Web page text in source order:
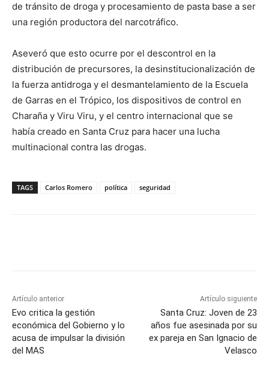
de tránsito de droga y procesamiento de pasta base a ser
una región productora del narcotráfico.
Aseveró que esto ocurre por el descontrol en la
distribución de precursores, la desinstitucionalización de
la fuerza antidroga y el desmantelamiento de la Escuela
de Garras en el Trópico, los dispositivos de control en
Charaña y Viru Viru, y el centro internacional que se
había creado en Santa Cruz para hacer una lucha
multinacional contra las drogas.
TAGS Carlos Romero política seguridad
Artículo anterior
Evo critica la gestión
económica del Gobierno y lo
acusa de impulsar la división
del MAS
Artículo siguiente
Santa Cruz: Joven de 23
años fue asesinada por su
ex pareja en San Ignacio de
Velasco